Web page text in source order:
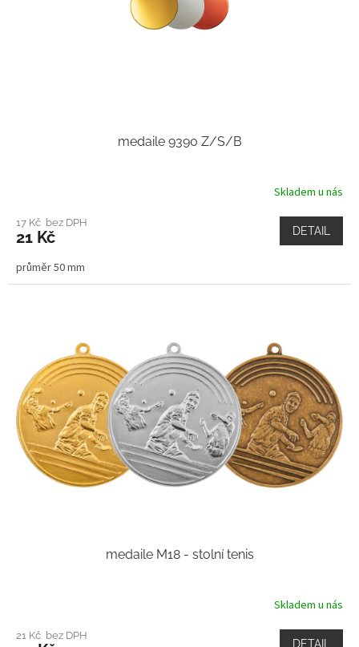
medaile 9390 Z/S/B
Skladem u nás
17 Kč bez DPH
21 Kč DETAIL
průměr 50 mm
medaile M18 - stolní tenis
Skladem u nás
21 Kč bez DPH
DETAIL